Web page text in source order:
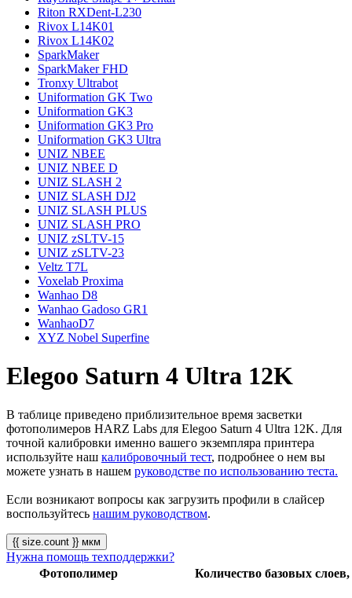
Riton RXDent-L230
Rivox L14K01
Rivox L14K02
SparkMaker
SparkMaker FHD
Tronxy Ultrabot
Uniformation GK Two
Uniformation GK3
Uniformation GK3 Pro
Uniformation GK3 Ultra
UNIZ NBEE
UNIZ NBEE D
UNIZ SLASH 2
UNIZ SLASH DJ2
UNIZ SLASH PLUS
UNIZ SLASH PRO
UNIZ zSLTV-15
UNIZ zSLTV-23
Veltz T7L
Voxelab Proxima
Wanhao D8
Wanhao Gadoso GR1
WanhaoD7
XYZ Nobel Superfine
Elegoo Saturn 4 Ultra 12K
В таблице приведено приблизительное время засветки
фотополимеров HARZ Labs для Elegoo Saturn 4 Ultra 12K. Для
точной калибровки именно вашего экземпляра принтера
используйте наш калибровочный тест, подробнее о нем вы
можете узнать в нашем руководстве по использованию теста.
Если возникают вопросы как загрузить профили в слайсер
воспользуйтесь нашим руководством.
{{ size.count }} мкм
Нужна помощь техподдержки?
Фотополимер
Количество базовых